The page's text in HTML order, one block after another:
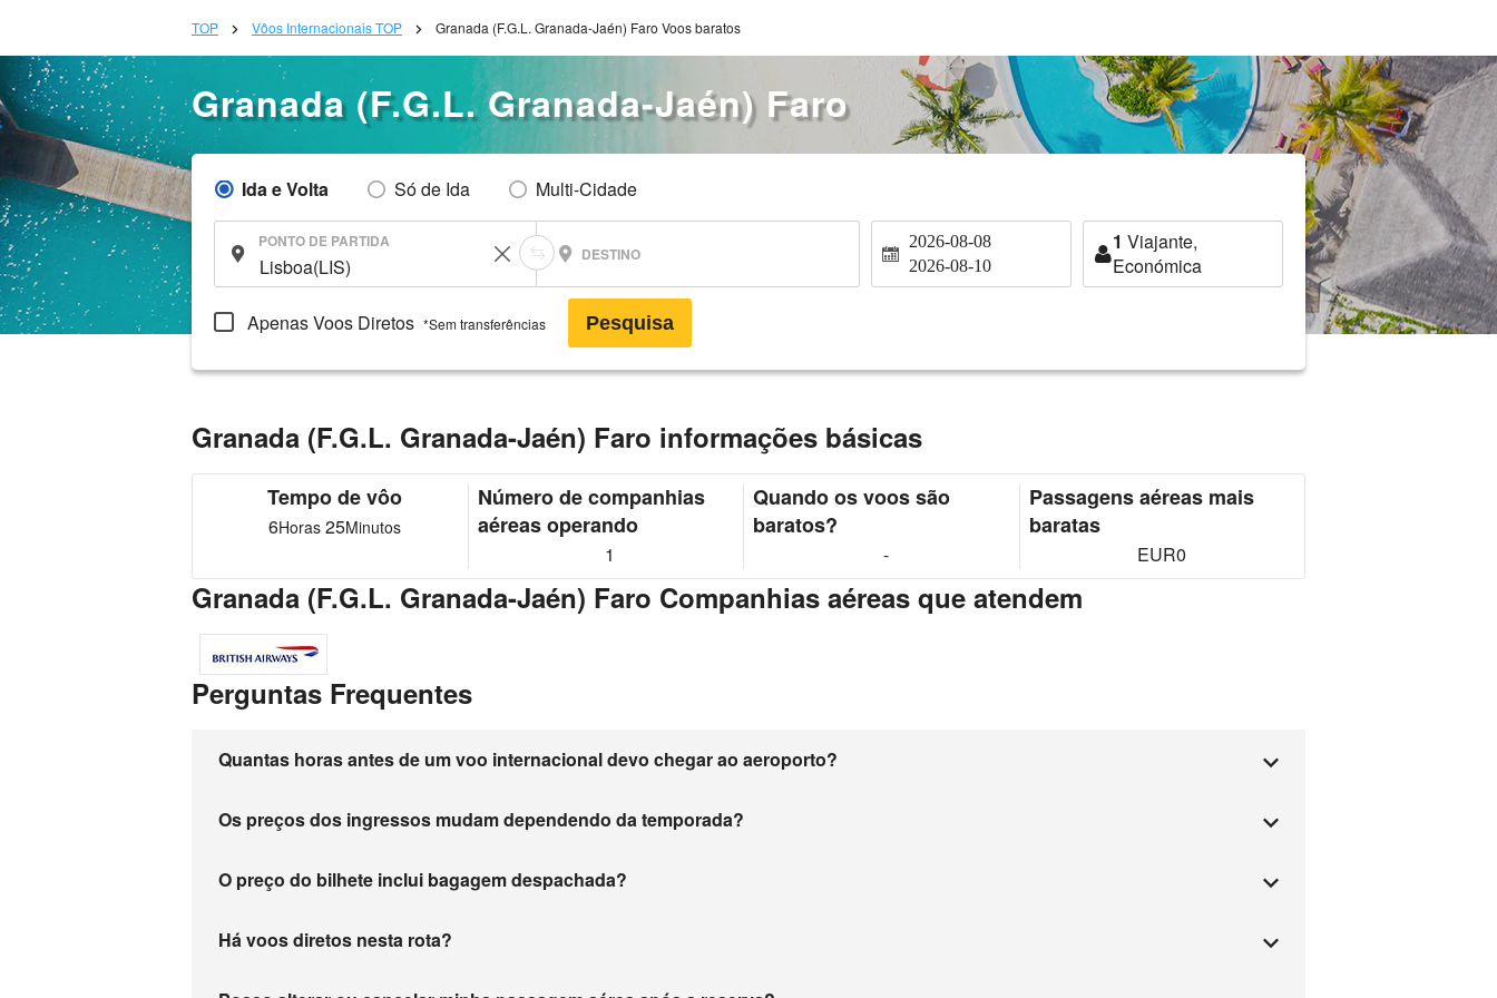
TOP Vôos Internacionais TOP Granada (F.G.L. Granada-Jaén) Faro Voos baratos
Granada (F.G.L. Granada-Jaén) Faro
Ida e Volta Só de Ida Multi-Cidade
PONTO DE PARTIDA
DESTINO
2026-08-08
2026-08-10
1 Viajante,
Económica
Apenas Voos Diretos *Sem transferências Pesquisa
Granada (F.G.L. Granada-Jaén) Faro informações básicas
Tempo de vôo
6Horas 25Minutos
Número de companhias
aéreas operando
1
Quando os voos são
baratos?
-
Passagens aéreas mais
baratas
EUR0
Granada (F.G.L. Granada-Jaén) Faro Companhias aéreas que atendem
Perguntas Frequentes
Quantas horas antes de um voo internacional devo chegar ao aeroporto?
Os preços dos ingressos mudam dependendo da temporada?
O preço do bilhete inclui bagagem despachada?
Há voos diretos nesta rota?